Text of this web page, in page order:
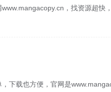
，找资源超快
下载也方便，官网是